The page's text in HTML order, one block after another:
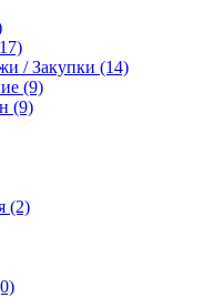
/ Закупки (14)
(9)
(9)
(2)